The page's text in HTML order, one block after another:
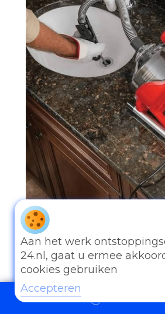
Andere diensten
Aan het werk
24.nl, gaat u ermee
cookies gebruiken
Accepteren